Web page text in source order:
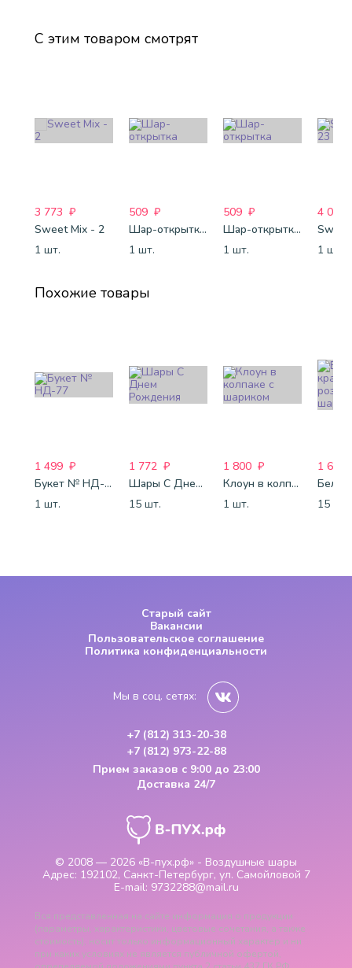
С этим товаром смотрят
3 773 ₽
Sweet Mix - 2
1 шт.
509 ₽
Шар-открытка "Звезда" (45 см) - 1
1 шт.
509 ₽
Шар-открытка "Сердце" (45 см) - 2
1 шт.
4 088
1 шт.
Похожие товары
1 499 ₽
Букет № НД-77
1 шт.
1 772 ₽
Шары С Днем Рождения
15 шт.
1 800 ₽
Клоун в колпаке с шариком
1 шт.
1 688
15 шт.
© 2008 — 2026 «В-пух.рф» - Воздушные шары
Адрес: 192102, Санкт-Петербург, ул. Самойловой 7
E-mail: 9732288@mail.ru
Старый сайт
Вакансии
Пользовательское соглашение
Политика конфиденциальности
Мы в соц. сетях:
+7 (812) 313-20-38
+7 (812) 973-22-88
Прием заказов с 9:00 до 23:00
Доставка 24/7
Вся представленная на сайте информация о продукции
(параметры, характеристики, цветовые сочетания, а также
стоимость), носит только информационный характер и ни
при каких условиях не является публичной офертой,